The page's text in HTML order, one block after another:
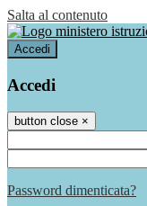
Salta al contenuto
Accedi
Accedi
button close ×
Password dimenticata?